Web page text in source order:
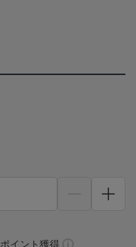
ポイント獲得